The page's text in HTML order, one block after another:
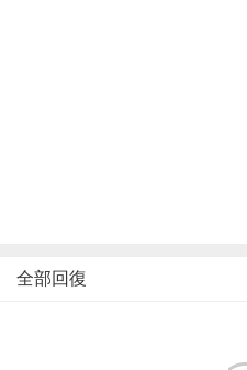
全部回復